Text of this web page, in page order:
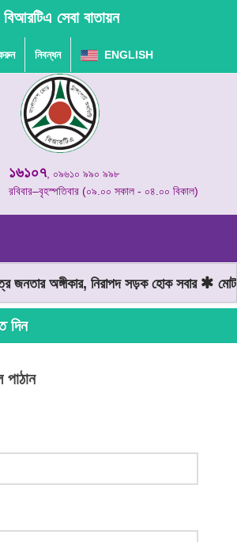
বিআরটিএ সেবা বাতায়ন
নিবন্ধন ENGLISH
১৬১০৭, ০৯৬১০ ৯৯০ ৯৯৮
রবিবার–বৃহস্পতিবার (০৯.০০ সকাল - ০৪.০০ বিকাল)
অঙ্গীকার, নিরাপদ সড়ক হোক সবার
দিন